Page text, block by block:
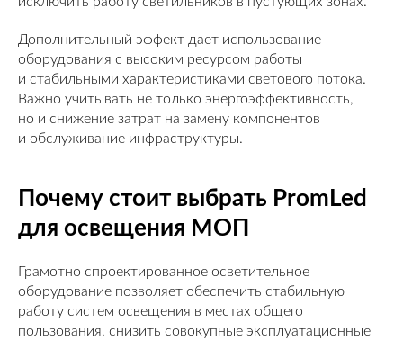
Дополнительный эффект дает использование
оборудования с высоким ресурсом работы
и стабильными характеристиками светового потока.
Важно учитывать не только энергоэффективность,
но и снижение затрат на замену компонентов
и обслуживание инфраструктуры.
Почему стоит выбрать PromLed
для освещения МОП
Грамотно спроектированное осветительное
оборудование позволяет обеспечить стабильную
работу систем освещения в местах общего
пользования, снизить совокупные эксплуатационные